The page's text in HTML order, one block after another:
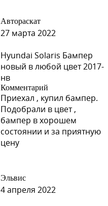
Автораскат
27 марта 2022
Hyundai Solaris Бампер
новый в любой цвет 2017-
нв
Комментарий
Приехал , купил бампер.
Подобрали в цвет ,
бампер в хорошем
состоянии и за приятную
цену
Эльвис
4 апреля 2022